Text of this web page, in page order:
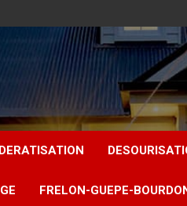
DERATISATION
FRELON-GUEPE-